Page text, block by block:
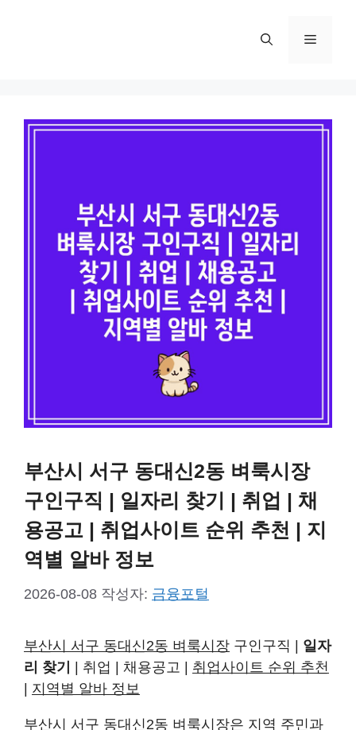
메
부산시 서구 동대신2동 벼룩시장
구인구직 | 일자리 찾기 | 취업 | 채
용공고 | 취업사이트 순위 추천 | 지
역별 알바 정보
2026-08-08 작성자: 금융포털
부산시 서구 동대신2동 벼룩시장 구인구직 | 일자
리 찾기
| 취업 | 채용공고 | 취업사이트 순위 추천
지역별 알바 정보
부산시 서구 동대신2동 벼룩시장은 지역 주민과